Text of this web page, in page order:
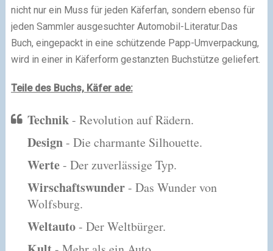
nicht nur ein Muss für jeden Käferfan, sondern ebenso für
jeden Sammler ausgesuchter Automobil-Literatur.Das
Buch, eingepackt in eine schützende Papp-Umverpackung,
wird in einer in Käferform gestanzten Buchstütze geliefert.
Teile des Buchs, Käfer ade:
Technik- Revolution auf Rädern.
Design- Die charmante Silhouette.
Werte- Der zuverlässige Typ.
Wirschaftswunder- Das Wunder von
Wolfsburg.
Weltauto- Der Weltbürger.